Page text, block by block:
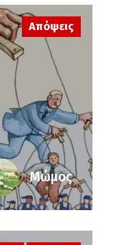
Απόψεις
Μώμος